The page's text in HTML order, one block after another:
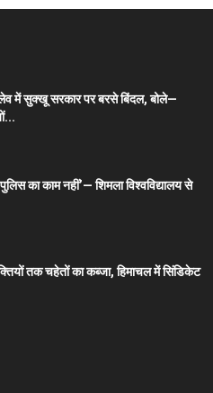
में सुक्खू सरकार पर बरसे बिंदल, बोले—
पुलिस का काम नहीं’— शिमला विश्वविद्यालय से
तक चहेतों का कब्जा, हिमाचल में सिंडिकेट